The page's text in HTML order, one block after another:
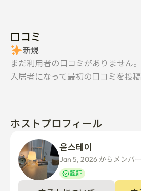
口コミ
新規
まだ利用者の口コミがありません。
入居者になって最初の口コミを投
ホストプロフィール
Jan 5, 2026 からメンバー
認証